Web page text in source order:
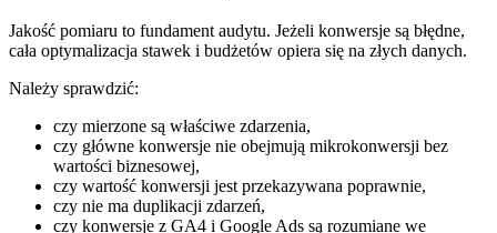
Jakość pomiaru to fundament audytu. Jeżeli konwersje są błędne,
cała optymalizacja stawek i budżetów opiera się na złych danych.
Należy sprawdzić:
czy mierzone są właściwe zdarzenia,
czy główne konwersje nie obejmują mikrokonwersji bez
wartości biznesowej,
czy wartość konwersji jest przekazywana poprawnie,
czy nie ma duplikacji zdarzeń,
czy konwersje z GA4 i Google Ads są rozumiane we